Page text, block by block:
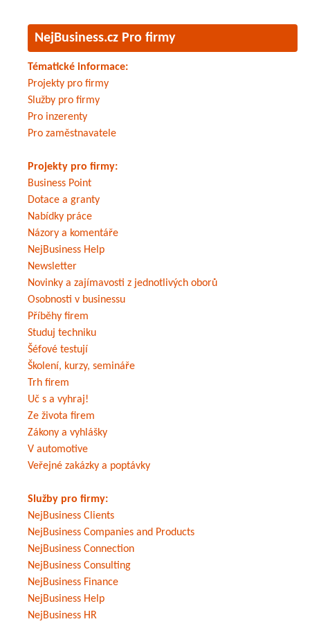
NejBusiness.cz Pro firmy
Tématické informace:
Projekty pro firmy
Služby pro firmy
Pro inzerenty
Pro zaměstnavatele
Projekty pro firmy:
Business Point
Dotace a granty
Nabídky práce
Názory a komentáře
NejBusiness Help
Newsletter
Novinky a zajímavosti z jednotlivých oborů
Osobnosti v businessu
Příběhy firem
Studuj techniku
Šéfové testují
Školení, kurzy, semináře
Trh firem
Uč s a vyhraj!
Ze života firem
Zákony a vyhlášky
V automotive
Veřejné zakázky a poptávky
Služby pro firmy:
NejBusiness Clients
NejBusiness Companies and Products
NejBusiness Connection
NejBusiness Consulting
NejBusiness Finance
NejBusiness Help
NejBusiness HR